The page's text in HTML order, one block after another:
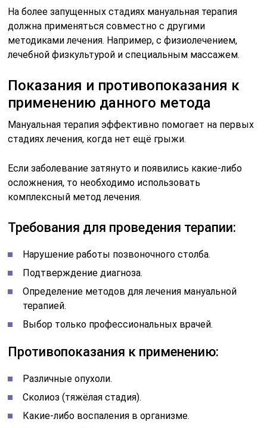
На более запущенных стадиях мануальная терапия
должна применяться совместно с другими
методиками лечения. Например, с физиолечением,
лечебной физкультурой и специальным массажем.
Показания и противопоказания к
применению данного метода
Мануальная терапия эффективно помогает на первых
стадиях лечения, когда нет ещё грыжи.
Если заболевание затянуто и появились какие-либо
осложнения, то необходимо использовать
комплексный метод лечения.
Требования для проведения терапии:
Нарушение работы позвоночного столба.
Подтверждение диагноза.
Определение методов для лечения мануальной
терапией.
Выбор только профессиональных врачей.
Противопоказания к применению:
Различные опухоли.
Сколиоз (тяжёлая стадия).
Какие-либо воспаления в организме.